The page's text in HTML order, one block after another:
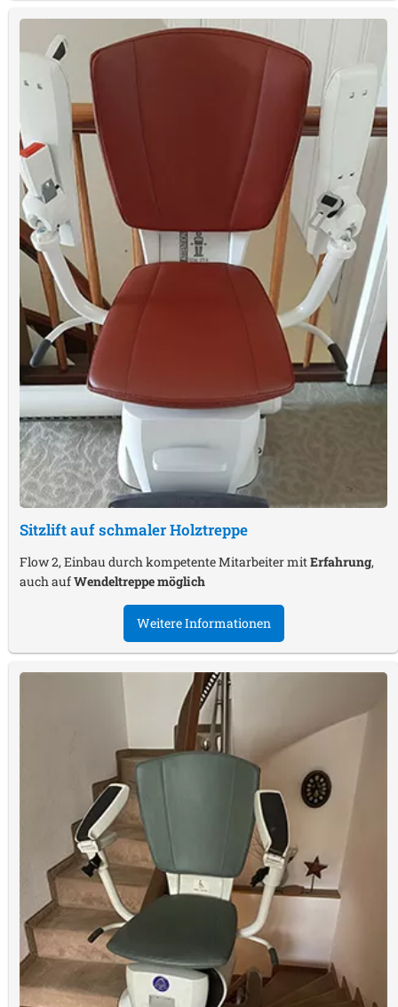
Sitzlift auf schmaler Holztreppe
Flow 2, Einbau durch kompetente Mitarbeiter mitErfahrung,
auch aufWendeltreppe möglich
Weitere Informationen